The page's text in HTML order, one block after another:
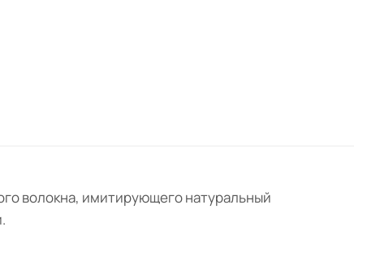
волокна, имитирующего натуральный